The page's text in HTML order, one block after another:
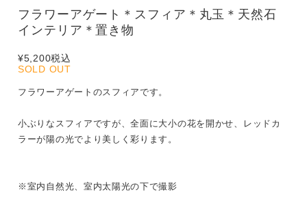
フラワーアゲート＊スフィア＊丸玉＊天然石
インテリア＊置き物
¥5,200税込
SOLD OUT
フラワーアゲートのスフィアです。
小ぶりなスフィアですが、全面に大小の花を開かせ、レッドカ
ラーが陽の光でより美しく彩ります。
※室内自然光、室内太陽光の下で撮影